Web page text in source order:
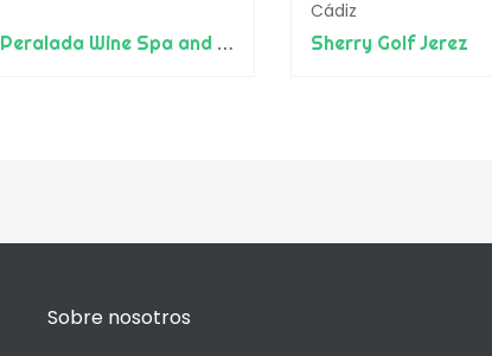
Hotel Peralada Wine Spa and Golf
Cádiz
Sherry Golf Jerez
Sobre nosotros